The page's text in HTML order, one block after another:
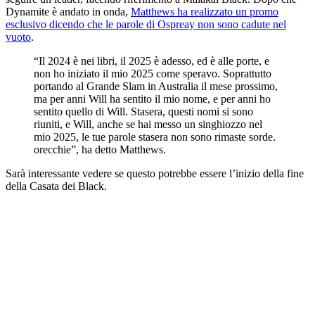
Dynamite è andato in onda, Matthews ha realizzato un promo
esclusivo dicendo che le parole di Ospreay non sono cadute nel
vuoto.
“Il 2024 è nei libri, il 2025 è adesso, ed è alle porte, e
non ho iniziato il mio 2025 come speravo. Soprattutto
portando al Grande Slam in Australia il mese prossimo,
ma per anni Will ha sentito il mio nome, e per anni ho
sentito quello di Will. Stasera, questi nomi si sono
riuniti, e Will, anche se hai messo un singhiozzo nel
mio 2025, le tue parole stasera non sono rimaste sorde.
orecchie”, ha detto Matthews.
Sarà interessante vedere se questo potrebbe essere l’inizio della fine
della Casata dei Black.